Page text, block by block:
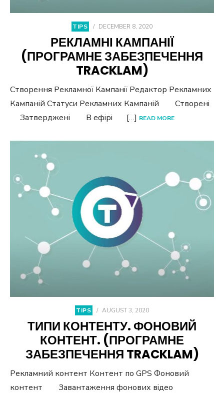
TIPS / DECEMBER 8, 2020
РЕКЛАМНІ КАМПАНІЇ
(ПРОГРАМНЕ ЗАБЕЗПЕЧЕННЯ
TRACKLAM)
Створення Рекламної Кампанії Редактор Рекламних
Кампаній Статуси Рекламних Кампаній Створені
Затверджені В ефірі […] READ MORE
TIPS / AUGUST 3, 2020
ТИПИ КОНТЕНТУ. ФОНОВИЙ
КОНТЕНТ. (ПРОГРАМНЕ
ЗАБЕЗПЕЧЕННЯ TRACKLAM)
Рекламний контент Контент по GPS Фоновий
контент Завантаження фонових відео